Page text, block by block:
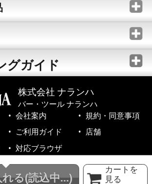
れる(読込中...)
カートを
見る
グガイド
株式会社 ナランハ
バー・ツール ナランハ
会社案内
規約・同意事項
ご利用ガイド
店舗
対応ブラウザ
NARANJA Inc. All Rights Reserved.